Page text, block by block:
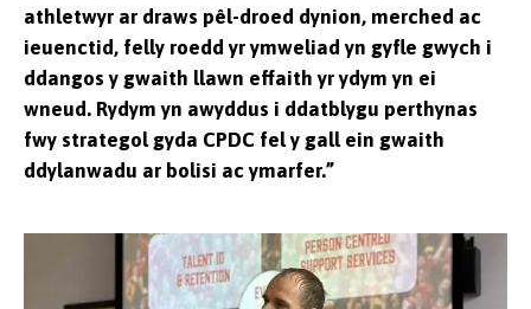
athletwyr ar draws pêl-droed dynion, merched ac
ieuenctid, felly roedd yr ymweliad yn gyfle gwych i
ddangos y gwaith llawn effaith yr ydym yn ei
wneud. Rydym yn awyddus i ddatblygu perthynas
fwy strategol gyda CPDC fel y gall ein gwaith
ddylanwadu ar bolisi ac ymarfer.”